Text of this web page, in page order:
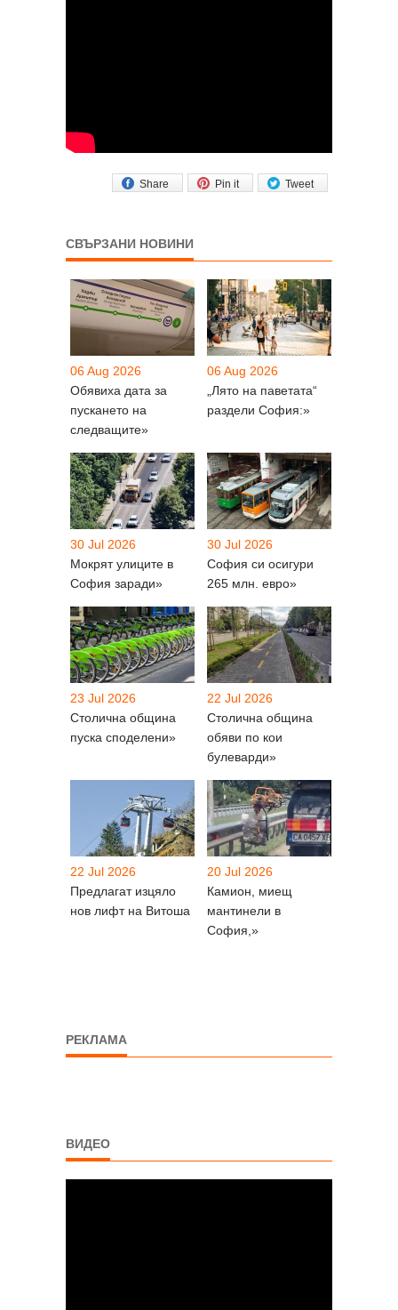
Tweet
Pin it
Share
СВЪРЗАНИ НОВИНИ
06 Aug 2026
Обявиха дата за
пускането на
следващите»
06 Aug 2026
„Лято на паветата“
раздели София:»
30 Jul 2026
Мокрят улиците в
София заради»
30 Jul 2026
София си осигури
265 млн. евро»
23 Jul 2026
Столична община
пуска споделени»
22 Jul 2026
Столична община
обяви по кои
булеварди»
22 Jul 2026
Предлагат изцяло
нов лифт на Витоша
20 Jul 2026
Камион, миещ
мантинели в
София,»
РЕКЛАМА
ВИДЕО